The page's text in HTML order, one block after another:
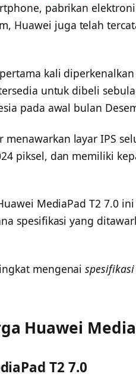
pabrikan
Huawei juga telah
kali diperkenalkan
untuk dibeli
pada awal bulan
menawarkan layar IPS
piksel, dan memiliki
MediaPad T2 7.0
spesifikasi yang
mengenai
Huawei
T2 7.0